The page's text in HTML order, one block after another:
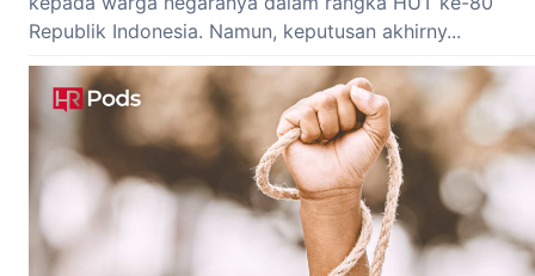
Republik Indonesia. Namun, keputusan akhirny...